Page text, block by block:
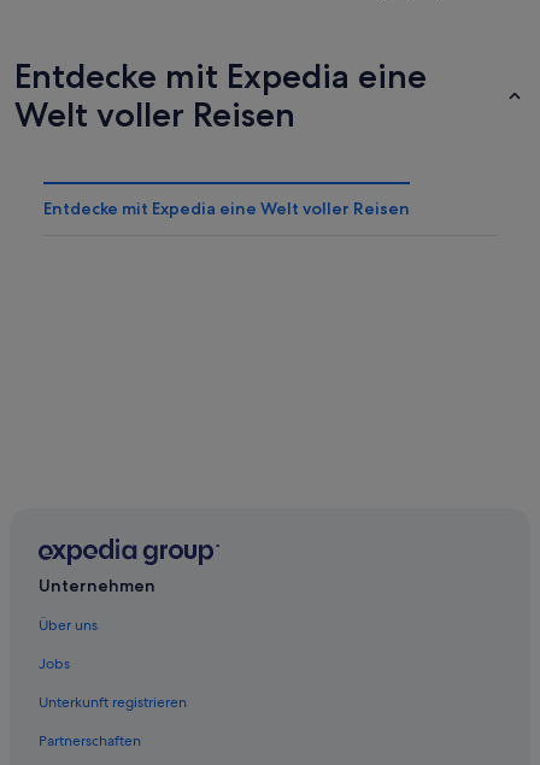
Entdecke mit Expedia eine
Welt voller Reisen
Entdecke mit Expedia eine Welt voller Reisen
Unternehmen
Über uns
Jobs
Unterkunft registrieren
Partnerschaften